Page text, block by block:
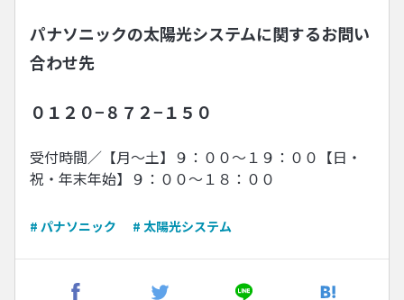
パナソニックの太陽光システムに関するお問い
合わせ先
０１２０−８７２−１５０
受付時間／【月〜土】９：００〜１９：００【日・
祝・年末年始】９：００〜１８：００
# パナソニック # 太陽光システム